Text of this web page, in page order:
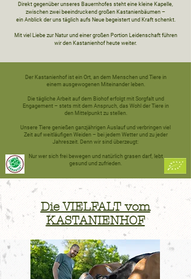
Direkt gegenüber unseres Bauernhofes steht eine kleine Kapelle,
zwischen zwei beeindruckend großen Kastanienbäumen –
ein Anblick der uns täglich aufs Neue begeistert und Kraft schenkt.
Mit viel Liebe zur Natur und einer großen Portion Leidenschaft führen
wir den Kastanienhof heute weiter.
Der Kastanienhof ist ein Ort, an dem Menschen und Tiere in
einem ausgewogenen Miteinander leben.
Die tägliche Arbeit auf dem Biohof erfolgt mit Sorgfalt und
Engagement – stets mit dem Anspruch, das Wohl der Tiere in
den Mittelpunkt zu stellen.
Unsere Tiere genießen ganzjährigen Auslauf und verbringen viel
Zeit auf weitläufigen Weiden – bei jedem Wetter und zu jeder
Jahreszeit. Denn wir sind überzeugt:
Nur wer sich frei bewegen und natürlich grasen darf, lebt
gesund und zufrieden.
Die VIELFALT vom
KASTANIENHOF